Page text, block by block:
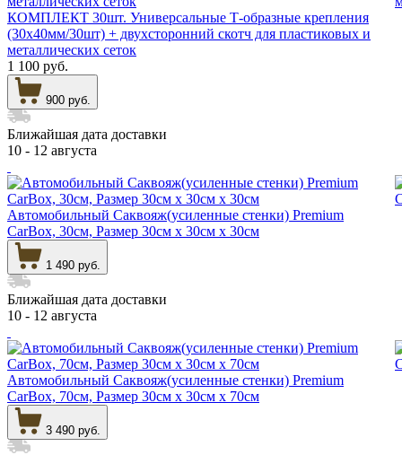
КОМПЛЕКТ 30шт. Универсальные Т-образные крепления
(30х40мм/30шт) + двухсторонний скотч для пластиковых и
металлических сеток
1 100 руб.
900 руб.
Ближайшая дата доставки
10 - 12 августа
Автомобильный Саквояж(усиленные стенки) Premium
CarBox, 30см, Размер 30см х 30см х 30см
1 490 руб.
Ближайшая дата доставки
10 - 12 августа
Автомобильный Саквояж(усиленные стенки) Premium
CarBox, 70см, Размер 30см х 30см х 70см
3 490 руб.